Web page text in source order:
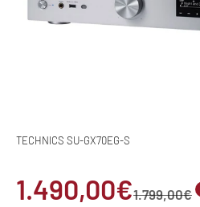
TECHNICS SU-GX70EG-S
Prix de vente
1.490,00€Prix normal
1.799,00€